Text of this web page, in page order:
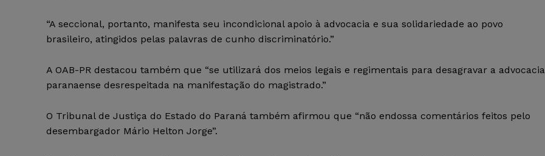
“A seccional, portanto, manifesta seu incondicional apoio à advocacia e sua solidariedade ao povo
brasileiro, atingidos pelas palavras de cunho discriminatório.”
A OAB-PR destacou também que “se utilizará dos meios legais e regimentais para desagravar a advocacia
paranaense desrespeitada na manifestação do magistrado.”
O Tribunal de Justiça do Estado do Paraná também afirmou que “não endossa comentários feitos pelo
desembargador Mário Helton Jorge”.